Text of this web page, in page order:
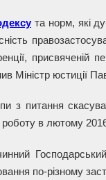
та норм, які
присвяченій
Міністр юстиції
з питання
роботу в лютому
по-різному